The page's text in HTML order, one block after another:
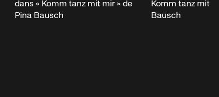
dans « Komm tanz mit mir » de
Pina Bausch
Komm tanz mit
Bausch